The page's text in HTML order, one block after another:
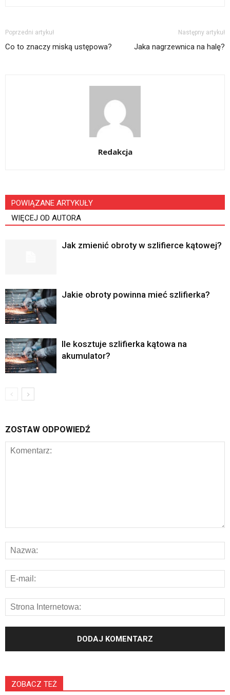
Poprzedni artykuł
Co to znaczy miską ustępowa?
Następny artykuł
Jaka nagrzewnica na halę?
Redakcja
POWIĄZANE ARTYKUŁY
WIĘCEJ OD AUTORA
Jak zmienić obroty w szlifierce kątowej?
Jakie obroty powinna mieć szlifierka?
Ile kosztuje szlifierka kątowa na
akumulator?
ZOSTAW ODPOWIEDŹ
ZOBACZ TEŻ